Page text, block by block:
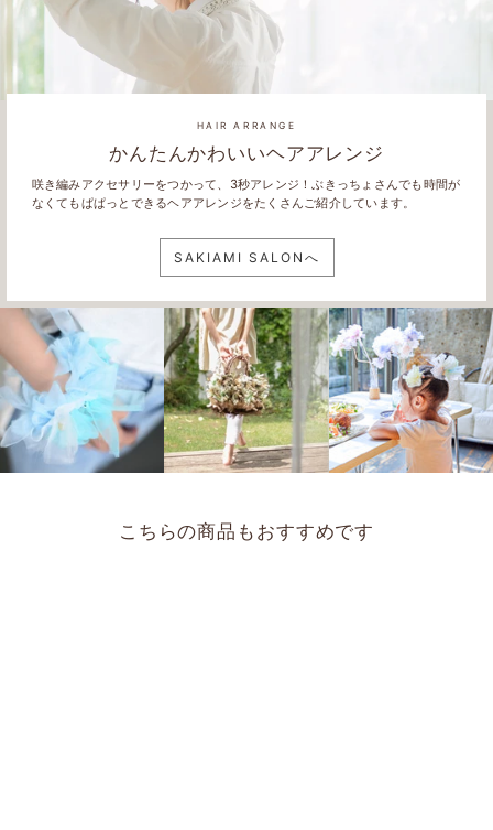
HAIR ARRANGE
かんたんかわいいヘアアレンジ
咲き編みアクセサリーをつかって、3秒アレンジ！ぶきっちょさんでも時間が
なくてもぱぱっとできるヘアアレンジをたくさんご紹介しています。
SAKIAMI SALONへ
こちらの商品もおすすめです